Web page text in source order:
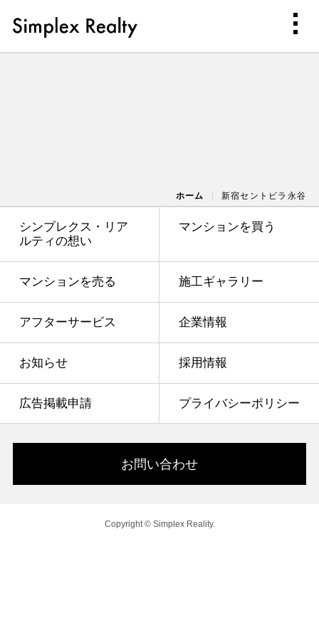
ホーム 新宿セントビラ永谷
シンプレクス・リア
ルティの想い
マンションを買う
マンションを売る 施工ギャラリー
アフターサービス 企業情報
お知らせ 採用情報
広告掲載申請 プライバシーポリシー
お問い合わせ
Copyright © Simplex Reality.